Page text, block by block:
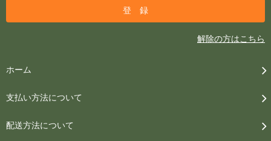
解除の方はこちら
ホーム
支払い方法について
配送方法について